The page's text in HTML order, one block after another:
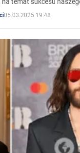
05.03.2025 19:48